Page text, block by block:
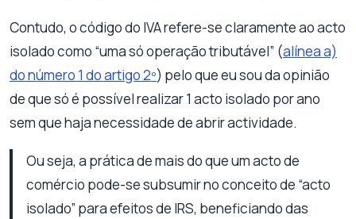
Contudo, o código do IVA refere-se claramente ao acto
isolado como “uma só operação tributável” (alínea a)
do número 1 do artigo 2º) pelo que eu sou da opinião
de que só é possível realizar 1 acto isolado por ano
sem que haja necessidade de abrir actividade.
Ou seja, a prática de mais do que um acto de
comércio pode-se subsumir no conceito de “acto
isolado” para efeitos de IRS, beneficiando das